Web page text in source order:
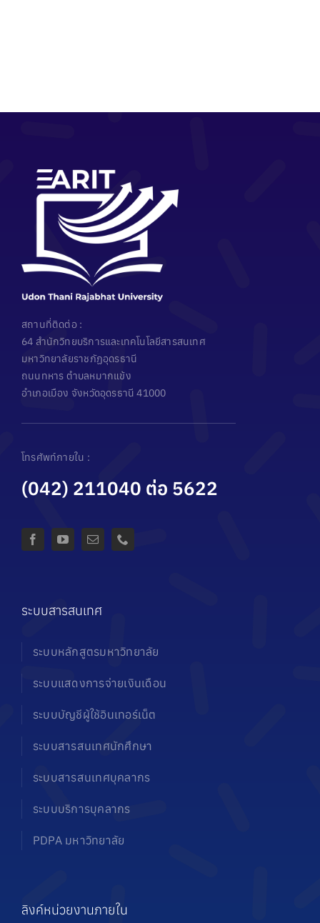
สถานที่ติดต่อ :
64 สำนักวิทยบริการและเทคโนโลยีสารสนเทศ
มหาวิทยาลัยราชภัฏอุดรธานี
ถนนทหาร ตำบลหมากแข้ง
อำเภอเมือง จังหวัดอุดรธานี 41000
โทรศัพท์ภายใน :
(042) 211040 ต่อ 5622
ระบบสารสนเทศ
ระบบหลักสูตรมหาวิทยาลัย
ระบบแสดงการจ่ายเงินเดือน
ระบบบัญชีผู้ใช้อินเทอร์เน็ต
ระบบสารสนเทศนักศึกษา
ระบบสารสนเทศบุคลากร
ระบบบริการบุคลากร
PDPA มหาวิทยาลัย
ลิงค์หน่วยงานภายใน